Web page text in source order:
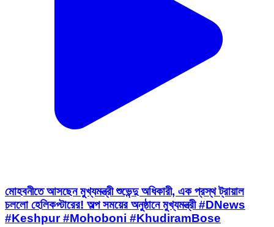
মোহবনীতে আসছেন মুখ্যমন্ত্রী শুভেন্দু অধিকারী, এক প্রস্থ ট্রায়াল
চললো হেলিকপ্টারের! অল্প সময়ের অনুষ্ঠানে মুখ্যমন্ত্রী #DNews
#Keshpur #Mohoboni #KhudiramBose